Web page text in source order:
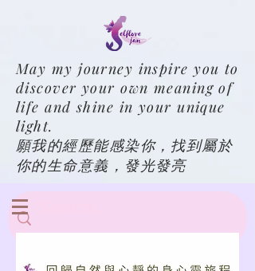
May my journey inspire you to
discover your own meaning of
life and shine in your unique
light.
願我的經歷能感染你，找到屬於
你的生命意義，發光發亮